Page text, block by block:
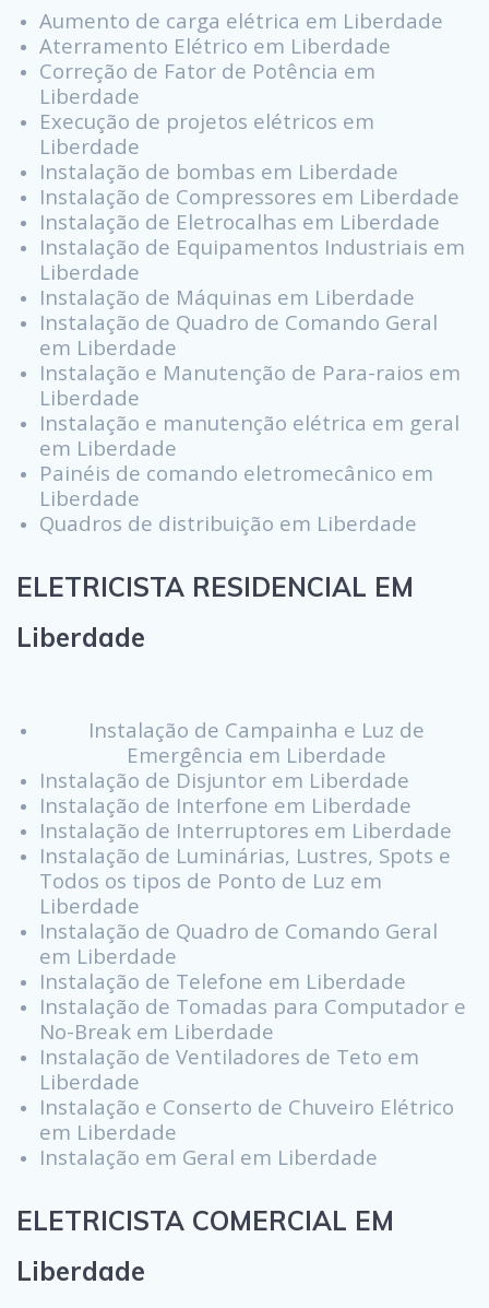
Aumento de carga elétrica em Liberdade
Aterramento Elétrico em Liberdade
Correção de Fator de Potência em
Liberdade
Execução de projetos elétricos em
Liberdade
Instalação de bombas em Liberdade
Instalação de Compressores em Liberdade
Instalação de Eletrocalhas em Liberdade
Instalação de Equipamentos Industriais em
Liberdade
Instalação de Máquinas em Liberdade
Instalação de Quadro de Comando Geral
em Liberdade
Instalação e Manutenção de Para-raios em
Liberdade
Instalação e manutenção elétrica em geral
em Liberdade
Painéis de comando eletromecânico em
Liberdade
Quadros de distribuição em Liberdade
ELETRICISTA RESIDENCIAL EM
Liberdade
Instalação de Campainha e Luz de
Emergência em Liberdade
Instalação de Disjuntor em Liberdade
Instalação de Interfone em Liberdade
Instalação de Interruptores em Liberdade
Instalação de Luminárias, Lustres, Spots e
Todos os tipos de Ponto de Luz em
Liberdade
Instalação de Quadro de Comando Geral
em Liberdade
Instalação de Telefone em Liberdade
Instalação de Tomadas para Computador e
No-Break em Liberdade
Instalação de Ventiladores de Teto em
Liberdade
Instalação e Conserto de Chuveiro Elétrico
em Liberdade
Instalação em Geral em Liberdade
ELETRICISTA COMERCIAL EM
Liberdade